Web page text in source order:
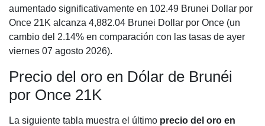
aumentado significativamente en 102.49 Brunei Dollar por
Once 21K alcanza 4,882.04 Brunei Dollar por Once (un
cambio del 2.14% en comparación con las tasas de ayer
viernes 07 agosto 2026).
Precio del oro en Dólar de Brunéi
por Once 21K
La siguiente tabla muestra el último precio del oro en